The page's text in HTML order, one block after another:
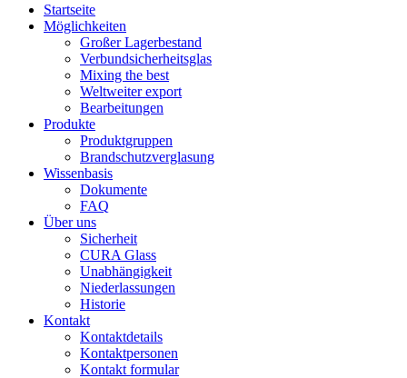
Startseite
Möglichkeiten
Großer Lagerbestand
Verbundsicherheitsglas
Mixing the best
Weltweiter export
Bearbeitungen
Produkte
Produktgruppen
Brandschutzverglasung
Wissenbasis
Dokumente
FAQ
Über uns
Sicherheit
CURA Glass
Unabhängigkeit
Niederlassungen
Historie
Kontakt
Kontaktdetails
Kontaktpersonen
Kontakt formular